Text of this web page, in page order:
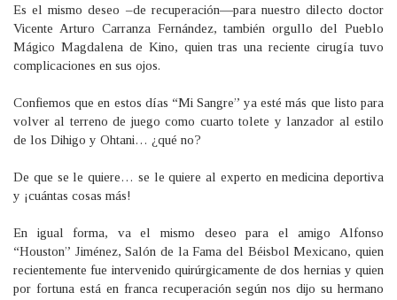
Es el mismo deseo –de recuperación—para nuestro dilecto doctor
Vicente Arturo Carranza Fernández, también orgullo del Pueblo
Mágico Magdalena de Kino, quien tras una reciente cirugía tuvo
complicaciones en sus ojos.
Confiemos que en estos días “Mi Sangre” ya esté más que listo para
volver al terreno de juego como cuarto tolete y lanzador al estilo
de los Dihigo y Ohtani… ¿qué no?
De que se le quiere… se le quiere al experto en medicina deportiva
y ¡cuántas cosas más!
En igual forma, va el mismo deseo para el amigo Alfonso
“Houston” Jiménez, Salón de la Fama del Béisbol Mexicano, quien
recientemente fue intervenido quirúrgicamente de dos hernias y quien
por fortuna está en franca recuperación según nos dijo su hermano